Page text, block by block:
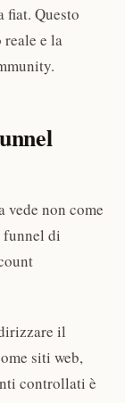
fiat. Questo
e la
vede non come
funnel di
il
siti web,
controllati è